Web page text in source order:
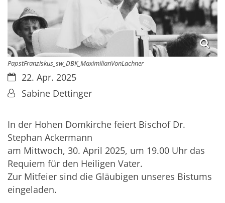
PapstFranziskus_sw_DBK_MaximilianVonLachner
Datum:22. Apr. 2025
Von:Sabine Dettinger
In der Hohen Domkirche feiert Bischof Dr.
Stephan Ackermann
am Mittwoch, 30. April 2025, um 19.00 Uhr das
Requiem für den Heiligen Vater.
Zur Mitfeier sind die Gläubigen unseres Bistums
eingeladen.